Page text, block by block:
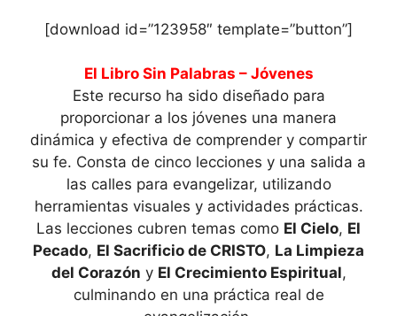
[download id=”123958″ template=”button”]
El Libro Sin Palabras – Jóvenes
Este recurso ha sido diseñado para
proporcionar a los jóvenes una manera
dinámica y efectiva de comprender y compartir
su fe. Consta de cinco lecciones y una salida a
las calles para evangelizar, utilizando
herramientas visuales y actividades prácticas.
Las lecciones cubren temas como El Cielo, El
Pecado, El Sacrificio de CRISTO, La Limpieza
del Corazón y El Crecimiento Espiritual,
culminando en una práctica real de